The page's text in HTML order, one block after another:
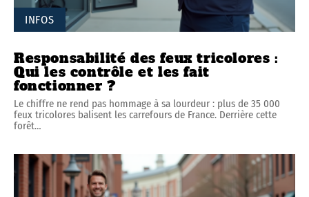
INFOS
Responsabilité des feux tricolores :
Qui les contrôle et les fait
fonctionner ?
Le chiffre ne rend pas hommage à sa lourdeur : plus de 35 000
feux tricolores balisent les carrefours de France. Derrière cette
forêt…